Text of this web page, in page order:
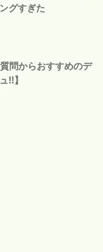
グすぎた
問からおすすめのデ
!!】